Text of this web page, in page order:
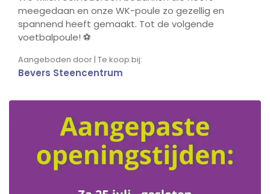
meegedaan en onze WK-poule zo gezellig en
spannend heeft gemaakt. Tot de volgende
voetbalpoule! ⚽
Aangeboden door | Te koop bij:
Bevers Steencentrum